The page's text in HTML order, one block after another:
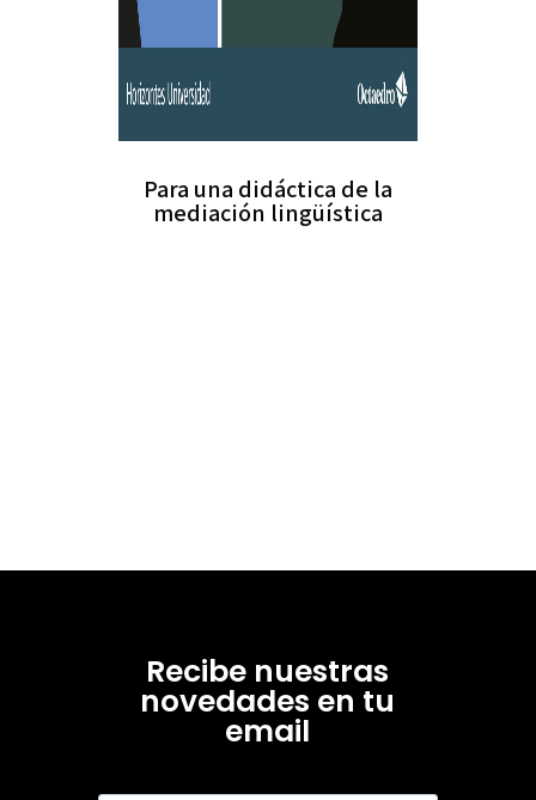
Para una didáctica de la
mediación lingüística
Recibe nuestras
novedades en tu
email